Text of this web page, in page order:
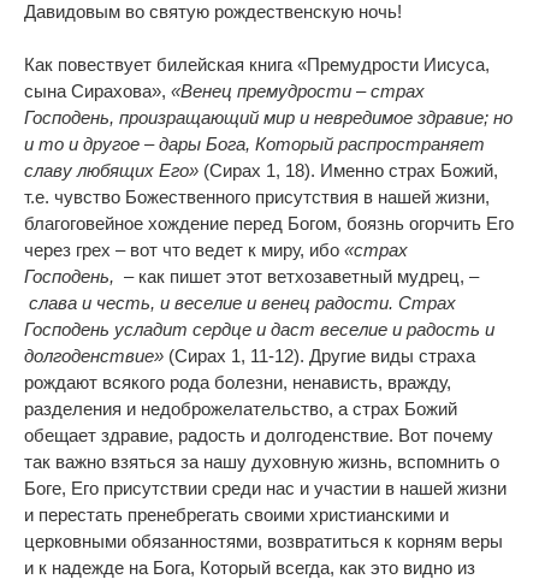
Давидовым во святую рождественскую ночь!
Как повествует билейская книга «Премудрости Иисуса,
сына Сирахова», «Венец премудрости – страх
Господень, произращающий мир и невредимое здравие; но
и то и другое – дары Бога, Который распространяет
славу любящих Его» (Сирах 1, 18). Именно страх Божий,
т.е. чувство Божественного присутствия в нашей жизни,
благоговейное хождение перед Богом, боязнь огорчить Его
через грех – вот что ведет к миру, ибо «страх
Господень, – как пишет этот ветхозаветный мудрец, –
слава и честь, и веселие и венец радости. Страх
Господень усладит сердце и даст веселие и радость и
долгоденствие» (Сирах 1, 11-12). Другие виды страха
рождают всякого рода болезни, ненависть, вражду,
разделения и недоброжелательство, а страх Божий
обещает здравие, радость и долгоденствие. Вот почему
так важно взяться за нашу духовную жизнь, вспомнить о
Боге, Его присутствии среди нас и участии в нашей жизни
и перестать пренебрегать своими христианскими и
церковными обязанностями, возвратиться к корням веры
и к надежде на Бога, Который всегда, как это видно из